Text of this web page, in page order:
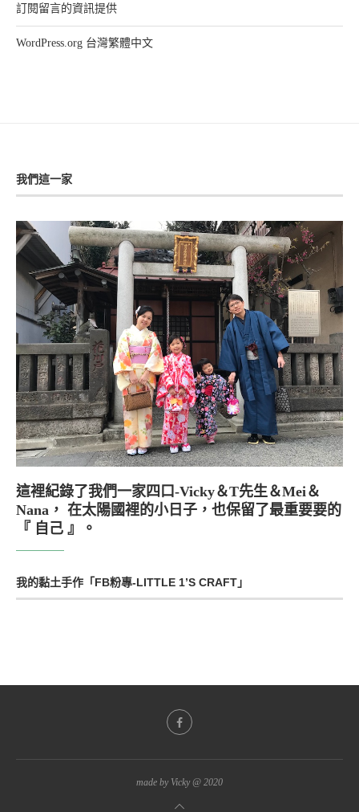
訂閱留言的資訊提供
WordPress.org 台灣繁體中文
我們這一家
這裡紀錄了我們一家四口-Vicky＆T先生＆Mei＆
Nana， 在太陽國裡的小日子，也保留了最重要要的
『 自己 』。
我的黏土手作「FB粉專-LITTLE 1’S CRAFT」
made by Vicky @ 2020